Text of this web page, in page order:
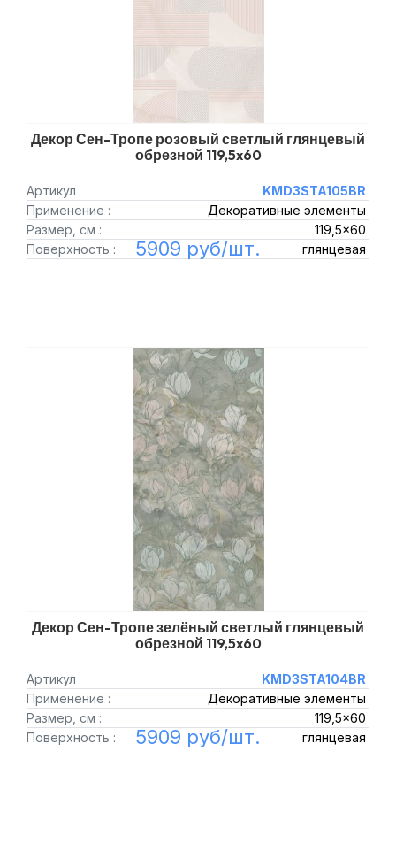
Декор Сен-Тропе розовый светлый глянцевый
обрезной 119,5x60
Артикул
KMD3STA105BR
Применение :
Декоративные элементы
Размер, см :
119,5x60
Поверхность :
глянцевая
5909 руб/шт.
Декор Сен-Тропе зелёный светлый глянцевый
обрезной 119,5x60
Артикул
KMD3STA104BR
Применение :
Декоративные элементы
Размер, см :
119,5x60
Поверхность :
глянцевая
5909 руб/шт.